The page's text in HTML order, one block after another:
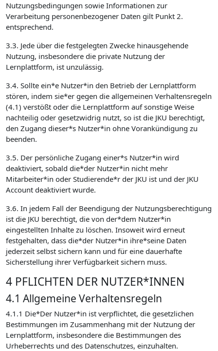
Nutzungsbedingungen sowie Informationen zur
Verarbeitung personenbezogener Daten gilt Punkt 2.
entsprechend.
3.3. Jede über die festgelegten Zwecke hinausgehende
Nutzung, insbesondere die private Nutzung der
Lernplattform, ist unzulässig.
3.4. Sollte ein*e Nutzer*in den Betrieb der Lernplattform
stören, indem sie*er gegen die allgemeinen Verhaltensregeln
(4.1) verstößt oder die Lernplattform auf sonstige Weise
nachteilig oder gesetzwidrig nutzt, so ist die JKU berechtigt,
den Zugang dieser*s Nutzer*in ohne Vorankündigung zu
beenden.
3.5. Der persönliche Zugang einer*s Nutzer*in wird
deaktiviert, sobald die*der Nutzer*in nicht mehr
Mitarbeiter*in oder Studierende*r der JKU ist und der JKU
Account deaktiviert wurde.
3.6. In jedem Fall der Beendigung der Nutzungsberechtigung
ist die JKU berechtigt, die von der*dem Nutzer*in
eingestellten Inhalte zu löschen. Insoweit wird erneut
festgehalten, dass die*der Nutzer*in ihre*seine Daten
jederzeit selbst sichern kann und für eine dauerhafte
Sicherstellung ihrer Verfügbarkeit sichern muss.
4 PFLICHTEN DER NUTZER*INNEN
4.1 Allgemeine Verhaltensregeln
4.1.1 Die*Der Nutzer*in ist verpflichtet, die gesetzlichen
Bestimmungen im Zusammenhang mit der Nutzung der
Lernplattform, insbesondere die Bestimmungen des
Urheberrechts und des Datenschutzes, einzuhalten.